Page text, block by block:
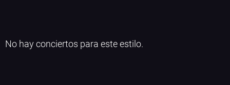
No hay conciertos para este estilo.